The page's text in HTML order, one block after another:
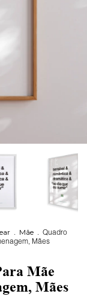
. Mãe . Quadro
Mães
Mãe
Mães